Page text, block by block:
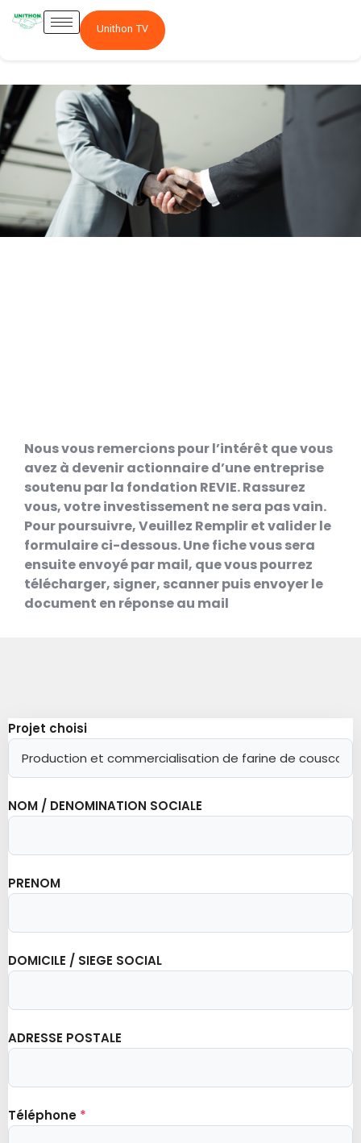
Unithon TV
Actionnariat
Nous vous remercions pour l’intérêt que vous
avez à devenir actionnaire d’une entreprise
soutenu par la fondation REVIE. Rassurez
vous, votre investissement ne sera pas vain.
Pour poursuivre, Veuillez Remplir et valider le
formulaire ci-dessous. Une fiche vous sera
ensuite envoyé par mail, que vous pourrez
télécharger, signer, scanner puis envoyer le
document en réponse au mail
Projet choisi
NOM / DENOMINATION SOCIALE
PRENOM
DOMICILE / SIEGE SOCIAL
ADRESSE POSTALE
Téléphone *